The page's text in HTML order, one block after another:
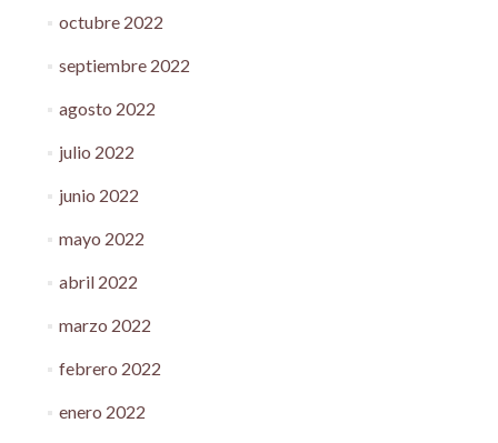
octubre 2022
septiembre 2022
agosto 2022
julio 2022
junio 2022
mayo 2022
abril 2022
marzo 2022
febrero 2022
enero 2022